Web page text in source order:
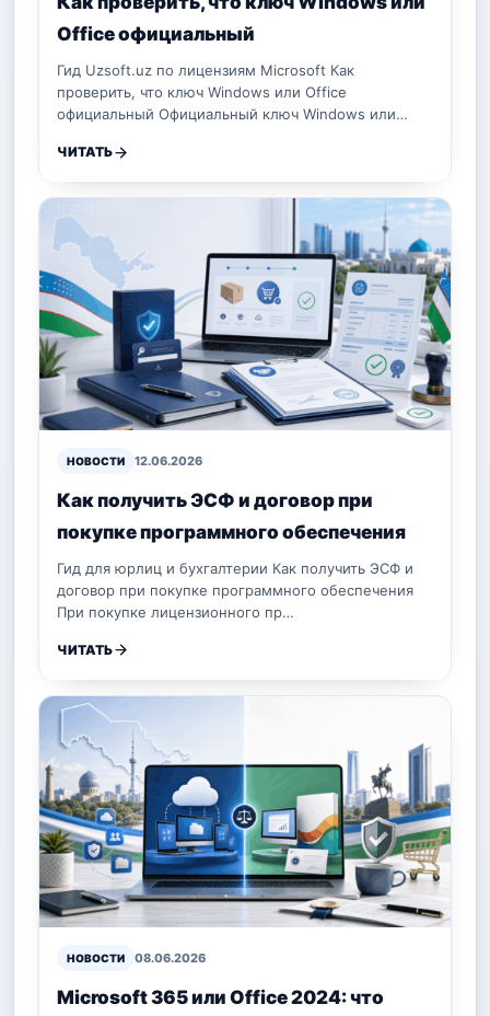
Office официальный
Гид Uzsoft.uz по лицензиям Microsoft Как
проверить, что ключ Windows или Office
официальный Официальный ключ Windows или…
ЧИТАТЬ
НОВОСТИ 12.06.2026
Как получить ЭСФ и договор при
покупке программного обеспечения
Гид для юрлиц и бухгалтерии Как получить ЭСФ и
договор при покупке программного обеспечения
При покупке лицензионного пр…
ЧИТАТЬ
НОВОСТИ 08.06.2026
Microsoft 365 или Office 2024: что